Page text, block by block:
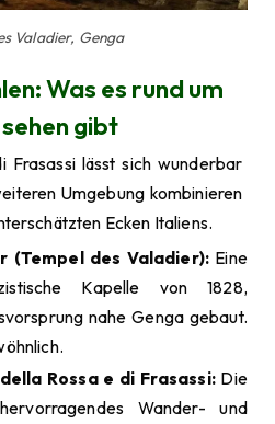
Valadier, Genga
Was es rund um
gibt
Frasassi lässt sich wunderbar
Umgebung kombinieren
Ecken Italiens.
(Tempel des Valadier): Eine
Kapelle von 1828,
nahe Genga gebaut.
Rossa e di Frasassi:Die
Wander- und